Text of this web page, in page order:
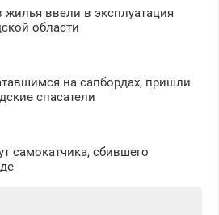
жилья ввели в эксплуатация
области
на сапбордах, пришли
спасатели
самокатчика, сбившего